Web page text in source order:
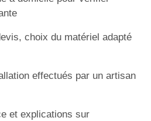
choix du matériel adapté
effectués par un artisan
et explications sur